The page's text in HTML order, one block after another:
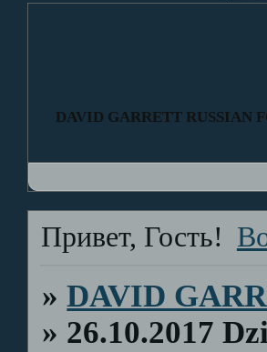
DAVID GARRETT RUSSIAN
Привет, Гость!
»DAVID
» 26.10.2017